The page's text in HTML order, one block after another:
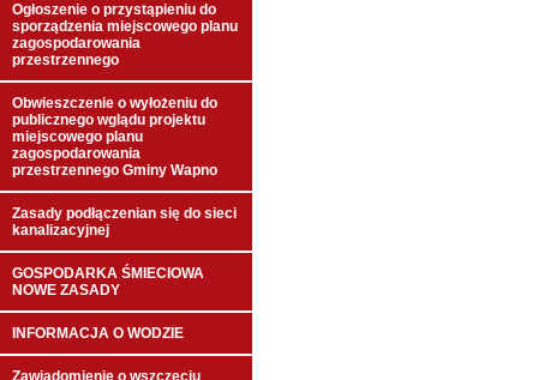
Ogłoszenie o przystąpieniu do
sporządzenia miejscowego planu
zagospodarowania
przestrzennego
Obwieszczenie o wyłożeniu do
publicznego wglądu projektu
miejscowego planu
zagospodarowania
przestrzennego Gminy Wapno
Zasady podłączenian się do sieci
kanalizacyjnej
GOSPODARKA ŚMIECIOWA
NOWE ZASADY
INFORMACJA O WODZIE
Zawiadomienie o wszczęciu